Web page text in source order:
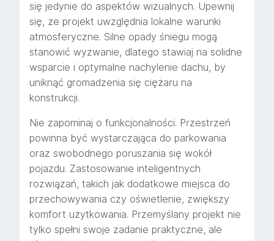
się jedynie do aspektów wizualnych. Upewnij
się, że projekt uwzględnia lokalne warunki
atmosferyczne. Silne opady śniegu mogą
stanowić wyzwanie, dlatego stawiaj na solidne
wsparcie i optymalne nachylenie dachu, by
uniknąć gromadzenia się ciężaru na
konstrukcji.
Nie zapominaj o funkcjonalności. Przestrzeń
powinna być wystarczająca do parkowania
oraz swobodnego poruszania się wokół
pojazdu. Zastosowanie inteligentnych
rozwiązań, takich jak dodatkowe miejsca do
przechowywania czy oświetlenie, zwiększy
komfort użytkowania. Przemyślany projekt nie
tylko spełni swoje zadanie praktyczne, ale